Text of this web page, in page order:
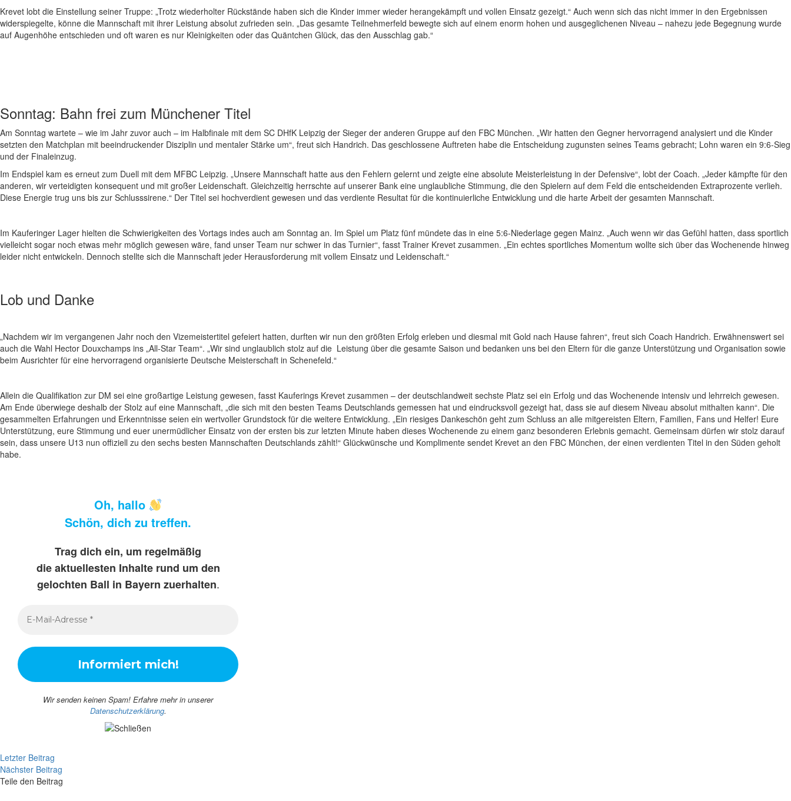
Krevet lobt die Einstellung seiner Truppe: „Trotz wiederholter Rückstände haben sich die Kinder immer wieder herangekämpft und vollen Einsatz gezeigt.“ Auch wenn sich das nicht immer in den Ergebnissen
widerspiegelte, könne die Mannschaft mit ihrer Leistung absolut zufrieden sein. „Das gesamte Teilnehmerfeld bewegte sich auf einem enorm hohen und ausgeglichenen Niveau – nahezu jede Begegnung wurde
auf Augenhöhe entschieden und oft waren es nur Kleinigkeiten oder das Quäntchen Glück, das den Ausschlag gab.“
Sonntag: Bahn frei zum Münchener Titel
Am Sonntag wartete – wie im Jahr zuvor auch – im Halbfinale mit dem SC DHfK Leipzig der Sieger der anderen Gruppe auf den FBC München. „Wir hatten den Gegner hervorragend analysiert und die Kinder
setzten den Matchplan mit beeindruckender Disziplin und mentaler Stärke um“, freut sich Handrich. Das geschlossene Auftreten habe die Entscheidung zugunsten seines Teams gebracht; Lohn waren ein 9:6-Sieg
und der Finaleinzug.
Im Endspiel kam es erneut zum Duell mit dem MFBC Leipzig. „Unsere Mannschaft hatte aus den Fehlern gelernt und zeigte eine absolute Meisterleistung in der Defensive“, lobt der Coach. „Jeder kämpfte für den
anderen, wir verteidigten konsequent und mit großer Leidenschaft. Gleichzeitig herrschte auf unserer Bank eine unglaubliche Stimmung, die den Spielern auf dem Feld die entscheidenden Extraprozente verlieh.
Diese Energie trug uns bis zur Schlusssirene.“ Der Titel sei hochverdient gewesen und das verdiente Resultat für die kontinuierliche Entwicklung und die harte Arbeit der gesamten Mannschaft.
Im Kauferinger Lager hielten die Schwierigkeiten des Vortags indes auch am Sonntag an. Im Spiel um Platz fünf mündete das in eine 5:6-Niederlage gegen Mainz. „Auch wenn wir das Gefühl hatten, dass sportlich
vielleicht sogar noch etwas mehr möglich gewesen wäre, fand unser Team nur schwer in das Turnier“, fasst Trainer Krevet zusammen. „Ein echtes sportliches Momentum wollte sich über das Wochenende hinweg
leider nicht entwickeln. Dennoch stellte sich die Mannschaft jeder Herausforderung mit vollem Einsatz und Leidenschaft.“
Lob und Danke
„Nachdem wir im vergangenen Jahr noch den Vizemeistertitel gefeiert hatten, durften wir nun den größten Erfolg erleben und diesmal mit Gold nach Hause fahren“, freut sich Coach Handrich. Erwähnenswert sei
auch die Wahl Hector Douxchamps ins „All-Star Team“. „Wir sind unglaublich stolz auf die Leistung über die gesamte Saison und bedanken uns bei den Eltern für die ganze Unterstützung und Organisation sowie
beim Ausrichter für eine hervorragend organisierte Deutsche Meisterschaft in Schenefeld.“
Allein die Qualifikation zur DM sei eine großartige Leistung gewesen, fasst Kauferings Krevet zusammen – der deutschlandweit sechste Platz sei ein Erfolg und das Wochenende intensiv und lehrreich gewesen.
Am Ende überwiege deshalb der Stolz auf eine Mannschaft, „die sich mit den besten Teams Deutschlands gemessen hat und eindrucksvoll gezeigt hat, dass sie auf diesem Niveau absolut mithalten kann“. Die
gesammelten Erfahrungen und Erkenntnisse seien ein wertvoller Grundstock für die weitere Entwicklung. „Ein riesiges Dankeschön geht zum Schluss an alle mitgereisten Eltern, Familien, Fans und Helfer! Eure
Unterstützung, eure Stimmung und euer unermüdlicher Einsatz von der ersten bis zur letzten Minute haben dieses Wochenende zu einem ganz besonderen Erlebnis gemacht. Gemeinsam dürfen wir stolz darauf
sein, dass unsere U13 nun offiziell zu den sechs besten Mannschaften Deutschlands zählt!“ Glückwünsche und Komplimente sendet Krevet an den FBC München, der einen verdienten Titel in den Süden geholt
habe.
Oh, hallo
Schön, dich zu treffen.
Trag dich ein, um regelmäßig
die aktuellesten Inhalte rund um den
gelochten Ball in Bayern zuerhalten.
Wir senden keinen Spam! Erfahre mehr in unserer
Datenschutzerklärung.
Letzter Beitrag
Nächster Beitrag
Teile den Beitrag